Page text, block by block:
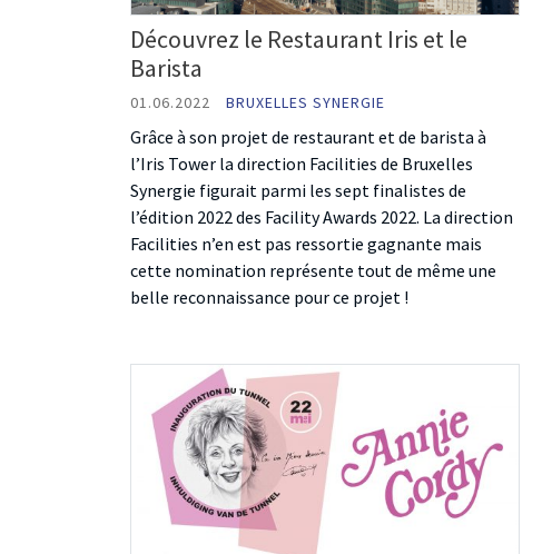
Découvrez le Restaurant Iris et le
Barista
01.06.2022 BRUXELLES SYNERGIE
Grâce à son projet de restaurant et de barista à
l’Iris Tower la direction Facilities de Bruxelles
Synergie figurait parmi les sept finalistes de
l’édition 2022 des Facility Awards 2022. La direction
Facilities n’en est pas ressortie gagnante mais
cette nomination représente tout de même une
belle reconnaissance pour ce projet !